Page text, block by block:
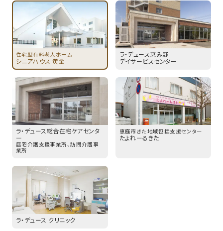
住宅型有料老人ホーム
シニアハウス 黄金
ラ・デュース恵み野
デイサービスセンター
ラ・デュース総合在宅ケアセンタ
ー
居宅介護支援事業所、訪問介護事
業所
恵庭市きた地域包括支援センター
たよれーるきた
ラ・デュース クリニック